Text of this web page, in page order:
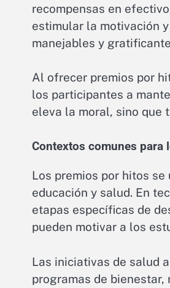
recompensas en
estimular la motivación
manejables y
Al ofrecer premios por
los participantes a
eleva la moral, sino que
Contextos comunes para
Los premios por hitos
educación y salud. En
etapas específicas de
pueden motivar a los
Las iniciativas de salud
programas de